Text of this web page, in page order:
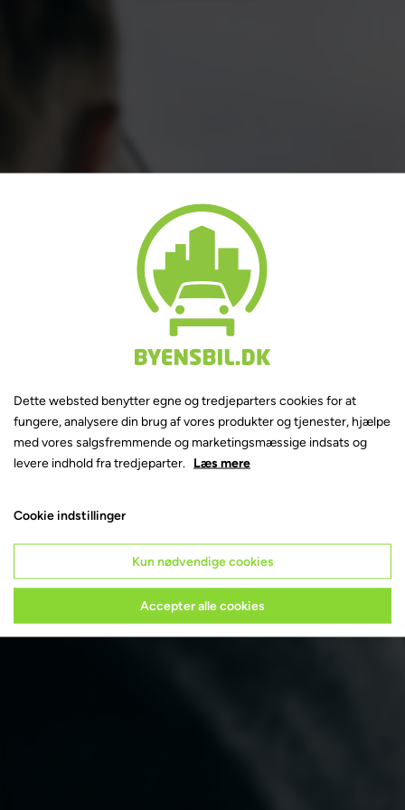
Log ind
GLEMT ADGANGSKODE
Dette websted benytter egne og tredjeparters cookies for at
fungere, analysere din brug af vores produkter og tjenester, hjælpe
med vores salgsfremmende og marketingsmæssige indsats og
levere indhold fra tredjeparter. Læs mere
Cookie indstillinger
Kun nødvendige cookies
Accepter alle cookies